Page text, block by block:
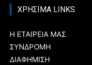
ΧΡΗΣΙΜΑ LINKS
Η ΕΤΑΙΡΕΙΑ ΜΑΣ
ΣΥΝΔΡΟΜΗ
ΔΙΑΦΗΜΙΣΗ